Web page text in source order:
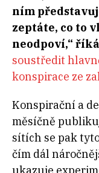
ním
zeptáte, co to
neodpoví,“
soustředit
konspirace ze
Konspirační a
měsíčně
sítích se pak
čím dál
ukazuje